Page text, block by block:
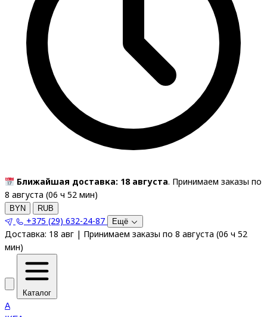
Ближайшая доставка: 18 августа. Принимаем заказы по
8 августа (06 ч 52 мин)
BYN RUB
+375 (29) 632-24-87 Ещё
Доставка: 18 авг | Принимаем заказы по 8 августа (06 ч 52
мин)
Каталог
A